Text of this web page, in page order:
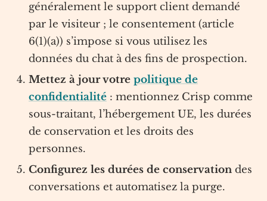
généralement le support client demandé
par le visiteur ; le consentement (article
6(1)(a)) s’impose si vous utilisez les
données du chat à des fins de prospection.
Mettez à jour votre politique de
confidentialité : mentionnez Crisp comme
sous-traitant, l’hébergement UE, les durées
de conservation et les droits des
personnes.
Configurez les durées de conservation des
conversations et automatisez la purge.